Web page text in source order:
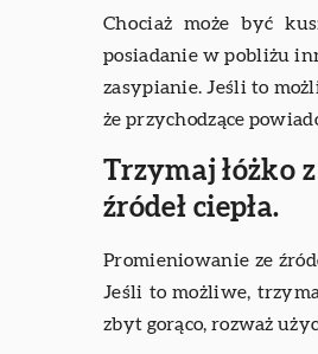
Chociaż może być
posiadanie w pobliżu
zasypianie. Jeśli to
że przychodzące
Trzymaj łóżko
źródeł ciepła.
Promieniowanie ze
Jeśli to możliwe,
zbyt gorąco, rozważ